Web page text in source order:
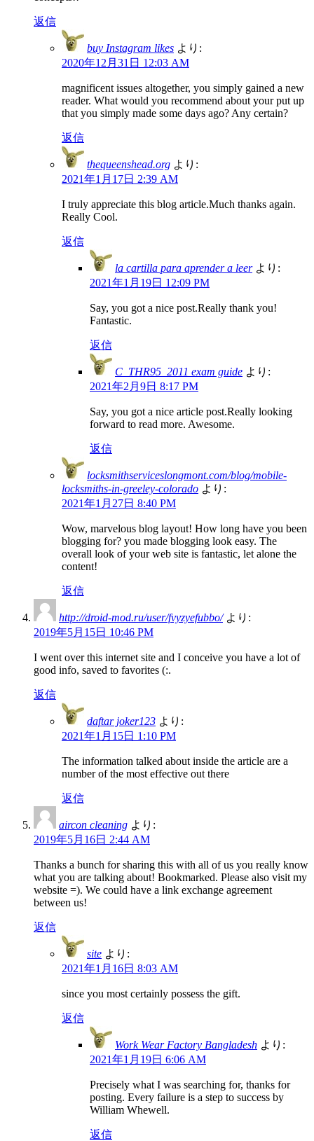
返信
buy Instagram likes より:
2020年12月31日 12:03 AM
magnificent issues altogether, you simply gained a new
reader. What would you recommend about your put up
that you simply made some days ago? Any certain?
返信
thequeenshead.org より:
2021年1月17日 2:39 AM
I truly appreciate this blog article.Much thanks again.
Really Cool.
返信
la cartilla para aprender a leer より:
2021年1月19日 12:09 PM
Say, you got a nice post.Really thank you!
Fantastic.
返信
C_THR95_2011 exam guide より:
2021年2月9日 8:17 PM
Say, you got a nice article post.Really looking
forward to read more. Awesome.
返信
locksmithserviceslongmont.com/blog/mobile-
locksmiths-in-greeley-colorado より:
2021年1月27日 8:40 PM
Wow, marvelous blog layout! How long have you been
blogging for? you made blogging look easy. The
overall look of your web site is fantastic, let alone the
content!
返信
http://droid-mod.ru/user/fvyzyefubbo/ より:
2019年5月15日 10:46 PM
I went over this internet site and I conceive you have a lot of
good info, saved to favorites (:.
返信
daftar joker123 より:
2021年1月15日 1:10 PM
The information talked about inside the article are a
number of the most effective out there
返信
aircon cleaning より:
2019年5月16日 2:44 AM
Thanks a bunch for sharing this with all of us you really know
what you are talking about! Bookmarked. Please also visit my
website =). We could have a link exchange agreement
between us!
返信
site より:
2021年1月16日 8:03 AM
since you most certainly possess the gift.
返信
Work Wear Factory Bangladesh より:
2021年1月19日 6:06 AM
Precisely what I was searching for, thanks for
posting. Every failure is a step to success by
William Whewell.
返信